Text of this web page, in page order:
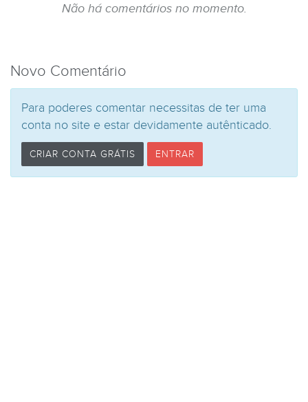
Não há comentários no momento.
Novo Comentário
Para poderes comentar necessitas de ter uma
conta no site e estar devidamente autênticado.
CRIAR CONTA GRÁTIS ENTRAR